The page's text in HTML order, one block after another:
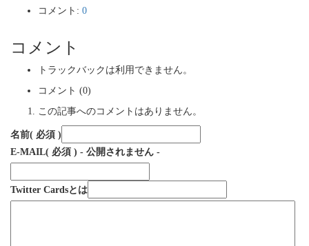
コメント: 0
コメント
トラックバックは利用できません。
コメント (0)
この記事へのコメントはありません。
名前( 必須 )
E-MAIL( 必須 ) - 公開されません -
Twitter Cardsとは